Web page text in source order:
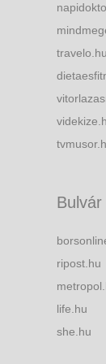
travelo.hu
Bulvár
ripost.hu
life.hu
she.hu